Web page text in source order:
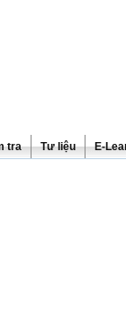
tra Tư liệu E-